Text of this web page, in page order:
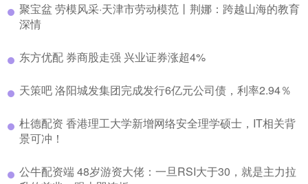
聚宝盆 劳模风采·天津市劳动模范丨荆娜：跨越山海的教育
深情
东方优配 券商股走强 兴业证券涨超4%
天策吧 洛阳城发集团完成发行6亿元公司债，利率2.94％
杜德配资 香港理工大学新增网络安全理学硕士，IT相关背
景可冲！
公牛配资端 48岁游资大佬：一旦RSI大于30，就是主力拉